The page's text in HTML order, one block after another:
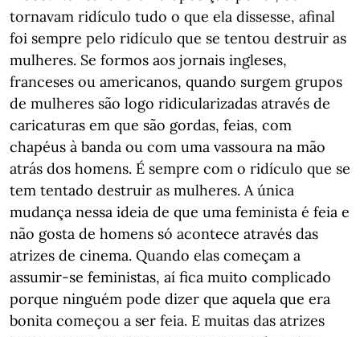
tornavam ridículo tudo o que ela dissesse, afinal
foi sempre pelo ridículo que se tentou destruir as
mulheres. Se formos aos jornais ingleses,
franceses ou americanos, quando surgem grupos
de mulheres são logo ridicularizadas através de
caricaturas em que são gordas, feias, com
chapéus à banda ou com uma vassoura na mão
atrás dos homens. É sempre com o ridículo que se
tem tentado destruir as mulheres. A única
mudança nessa ideia de que uma feminista é feia e
não gosta de homens só acontece através das
atrizes de cinema. Quando elas começam a
assumir-se feministas, aí fica muito complicado
porque ninguém pode dizer que aquela que era
bonita começou a ser feia. E muitas das atrizes